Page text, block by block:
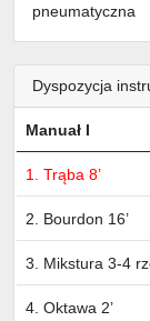
pneumatyczna
Dyspozycja
Manuał I
1. Trąba 8’
2. Bourdon 16’
3. Mikstura 3-4
4. Oktawa 2’